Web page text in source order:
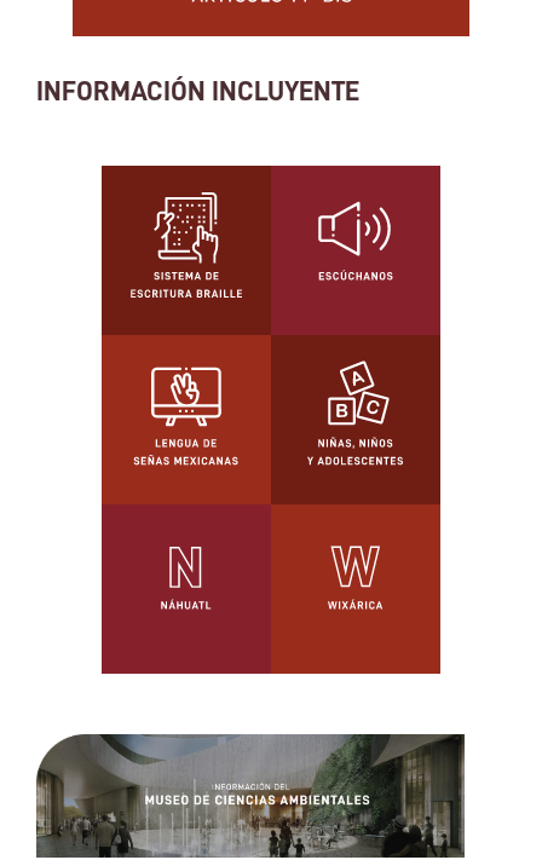
INFORMACIÓN INCLUYENTE